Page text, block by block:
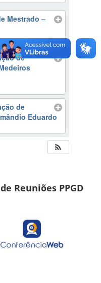
Mestrado –
de
de
Eduardo
Reuniões PPGD